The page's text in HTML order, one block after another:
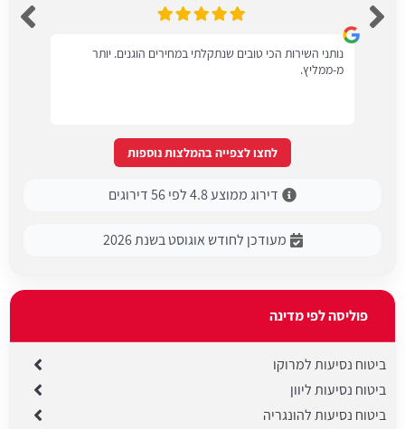
נותני השירות הכי טובים שנתקלתי במחירים הוגנים. יותר
מ-ממליץ.
לחצו לצפייה בהמלצות נוספות
דירוג ממוצע 4.8 לפי 56 דירוגים
מעודכן לחודש אוגוסט בשנת 2026
פוליסה לפי מדינה
ביטוח נסיעות למרוקו
ביטוח נסיעות ליוון
ביטוח נסיעות להונגריה